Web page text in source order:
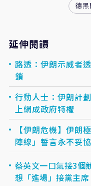
德黑
延伸閱讀
路透：伊朗示威者
鎖
行動人士：伊朗計
上網成政府特權
【伊朗危機】伊
陣線」誓言永不妥協
蔡英文一口氣接3個
想「進場」接黨主席